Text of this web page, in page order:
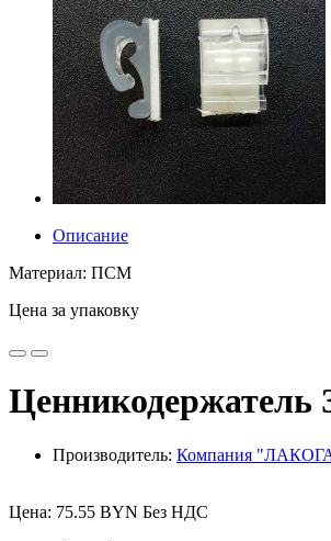
Описание
Материал: ПСМ
Цена за упаковку
Производитель: Компания
Цена: 75.55 BYN Без НДС